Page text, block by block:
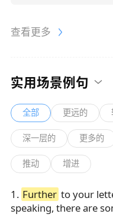
查看更多
实用场景例句
全部 更远的
深一层的 更多的
推动 增进
1 . Further to your
speaking, there are